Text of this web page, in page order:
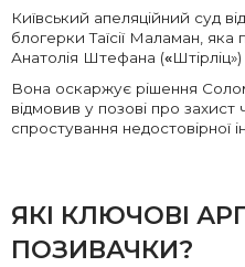
Київський апеляційний суд
блогерки Таїсії Маламан,
Анатолія Штефана («
Вона оскаржує рішення
відмовив у позові про захист
спростування недостовірної
ЯКІ КЛЮЧОВІ
ПОЗИВАЧКИ?